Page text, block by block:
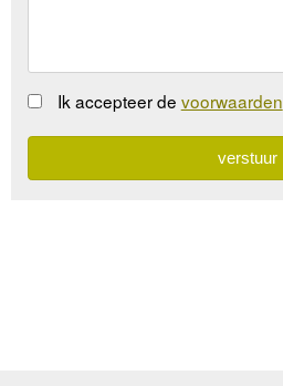
Ik accepteer de voorwaarden